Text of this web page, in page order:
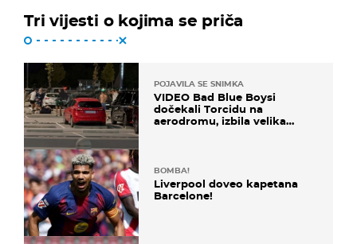
Tri vijesti o kojima se priča
POJAVILA SE SNIMKA
VIDEO Bad Blue Boysi
dočekali Torcidu na
aerodromu, izbila velika
BOMBA!
Liverpool doveo kapetana
Barcelone!